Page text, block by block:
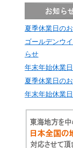
夏季休業日の
ゴールデンウ
らせ
年末年始休業
夏季休業日の
年末年始休業